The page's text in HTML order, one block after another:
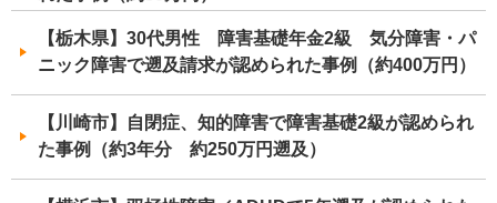
【栃木県】30代男性 障害基礎年金2級 気分障害・パ
ニック障害で遡及請求が認められた事例（約400万円）
【川崎市】自閉症、知的障害で障害基礎2級が認められ
た事例（約3年分 約250万円遡及）